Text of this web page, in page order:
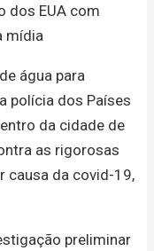
dos EUA com
mídia
água para
polícia dos Países
da cidade de
as rigorosas
causa da covid-19,
preliminar